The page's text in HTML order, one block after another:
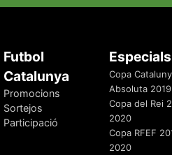
Futbol
Catalunya
Promocions
Sortejos
Participació
Especials
Copa
Absoluta 2019
Copa del Rei
2020
Copa RFEF
2020